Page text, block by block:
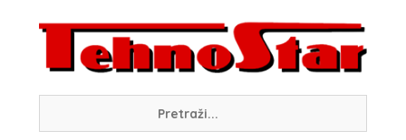
content